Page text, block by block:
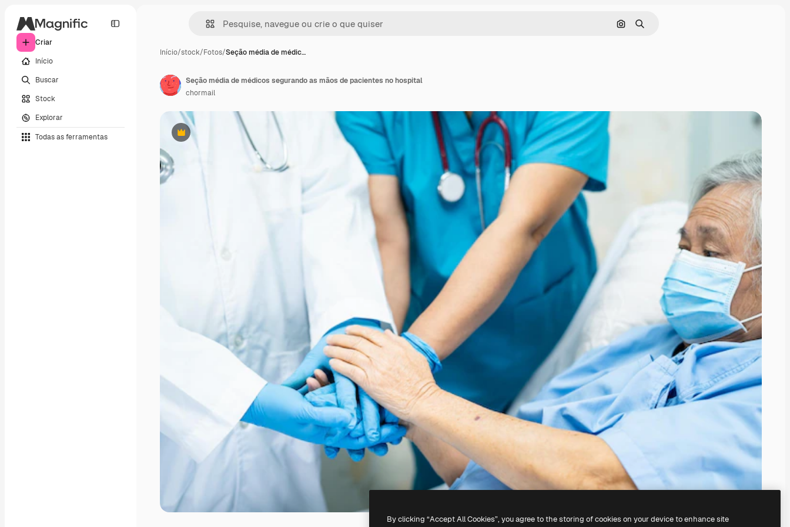
Criar
Início
Buscar
Stock
Explorar
Todas as ferramentas
Pesquisar por imagem
Buscar
Início/stock/Fotos/Seção média de médic…
Premium
Seção média de médicos segurando as mãos de pacientes no hospital
chormail
By clicking “Accept All Cookies”, you agree to the storing of cookies on your device to enhance site